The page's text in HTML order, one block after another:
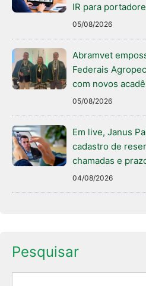
IR para
05/08/2026
Abramvet
Federais
com novos
05/08/2026
Em live, Janus
cadastro de
chamadas e
04/08/2026
Pesquisar